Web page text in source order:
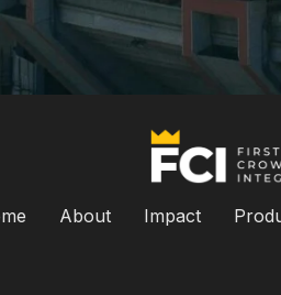
About Impact